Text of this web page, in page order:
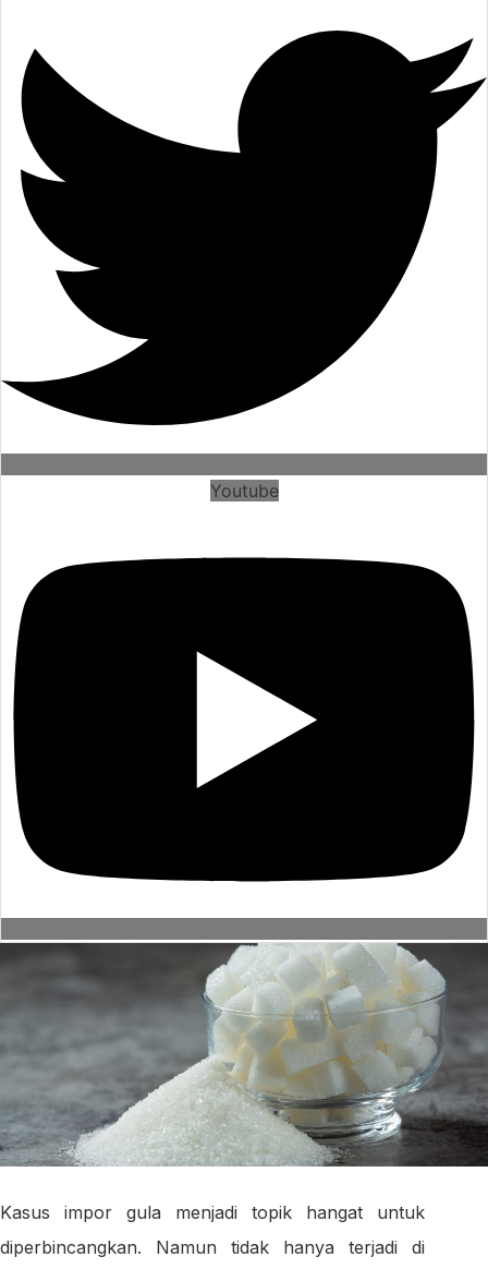
Youtube
Kasus impor gula menjadi topik hangat untuk
diperbincangkan. Namun tidak hanya terjadi di